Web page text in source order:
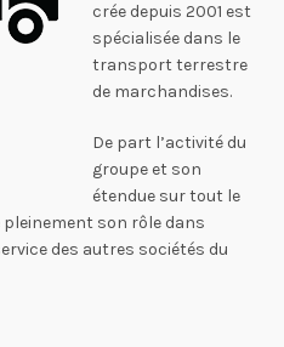
crée depuis 2001 est
spécialisée dans le
transport terrestre
de marchandises.
De part l’activité du
groupe et son
étendue sur tout le
son rôle dans
des autres sociétés du